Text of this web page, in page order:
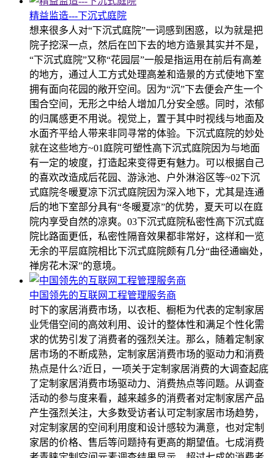
精益监造---下沉式庭院
想来很多人对“下沉式庭院”一词感到困惑，以为就是把
院子挖深一点，然后在凹下去的地方造景其实并不是，
“下沉式庭院”又称“花园层”一般是指运用在前后有高差
的地方，通过人工方式处理高差和造景的方式使地下室
拥有面向花园的敞开空间。因为“沉”下去便会产生一个
围合空间，无形之中给人增加几分安全感。同时，浓郁
的归属感更不用说。视觉上，置于其中时视线与地面及
水面齐平给人带来非同寻常的体验。下沉式庭院的妙处
就在这些地方~01庭院可塑性高下沉式庭院因为与地面
有一定的坡度，打造起来变得更有魅力。可以根据自己
的喜欢改造成后花园、游泳池、户外淋浴区等~02下沉
式庭院冬暖夏凉下沉式庭院因为深入地下，尤其是连通
后的地下室部分具有“冬暖夏凉”的优势，夏天可以在庭
院内享受自然的凉爽。03下沉式庭院私密性高下沉式庭
院比路面更低，私密性隔音效果都非常好，这样和一览
无余的平层庭院相比下沉式庭院颇有几分“曲径通幽处，
禅房花木深”的意境。
中国领先的互联网工程管理服务商
时下的家居消费市场，以衣柜、橱柜为代表的定制家居
业凭借空间的高效利用、设计的整体性和满足个性化需
求的优势引发了消费者的强烈关注。那么，随着定制家
居市场的不断成熟，定制家居消费市场的驱动力和消费
热点是什么?近日，一项关于定制家居消费的大调查起底
了定制家居消费市场驱动力、消费热点等问题。从调查
活动的参与度来看，越来越多的消费者对定制家居产品
产生强烈关注，大多数受访者认可定制家居市场趋势，
对定制家居的空间利用度和设计感较为满意，也对定制
家居的价格、售后等问题持有更高的期望值。七成消费